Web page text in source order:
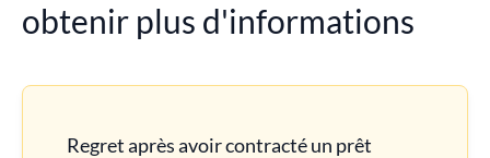
obtenir plus d'informations
Regret après avoir contracté un prêt